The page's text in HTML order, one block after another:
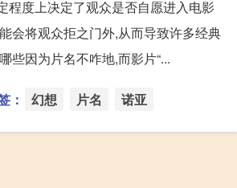
程度上决定了观众是否自愿进入电影
会将观众拒之门外,从而导致许多经典
些因为片名不咋地,而影片“...
： 幻想 片名 诺亚